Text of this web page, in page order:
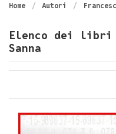
Home Autori
Elenco dei libri
Sanna